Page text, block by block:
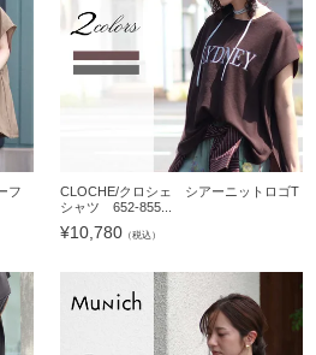
フ
CLOCHE/クロシェ シアーニットロゴT
シャツ 652-855...
¥10,780 （税込）